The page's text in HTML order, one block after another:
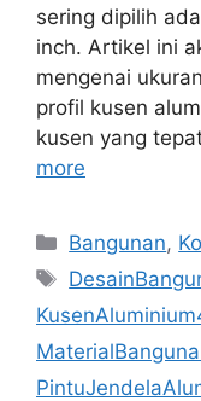
sering dipilih
inch. Artikel ini
mengenai
profil kusen
kusen yang
more
Categories
Bangunan,
Tags